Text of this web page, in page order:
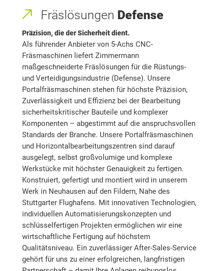
Fräslösungen Defense
Präzision, die der Sicherheit dient.
Als führender Anbieter von 5-Achs CNC-
Fräsmaschinen liefert Zimmermann
maßgeschneiderte Fräslösungen für die Rüstungs-
und Verteidigungsindustrie (Defense). Unsere
Portalfräsmaschinen stehen für höchste Präzision,
Zuverlässigkeit und Effizienz bei der Bearbeitung
sicherheitskritischer Bauteile und komplexer
Komponenten – abgestimmt auf die anspruchsvollen
Standards der Branche. Unsere Portalfräsmaschinen
und Horizontalbearbeitungszentren sind darauf
ausgelegt, selbst großvolumige und komplexe
Werkstücke mit höchster Genauigkeit zu fertigen.
Konstruiert, gefertigt und montiert wird in unserem
Werk in Neuhausen auf den Fildern, Nahe des
Stuttgarter Flughafens. Mit innovativen Technologien,
individuellen Automatisierungskonzepten und
schlüsselfertigen Projekten ermöglichen wir eine
wirtschaftliche Fertigung auf höchstem
Qualitätsniveau. Ein zuverlässiger After-Sales-Service
gehört für uns zu einer erfolgreichen, langfristigen